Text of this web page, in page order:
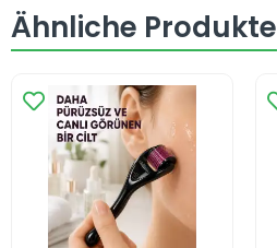
Ähnliche Produkte